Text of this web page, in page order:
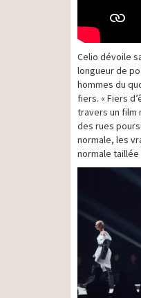
Celio dévoile
longueur de
hommes du
fiers. « Fiers
travers un film
des rues
normale, les
normale